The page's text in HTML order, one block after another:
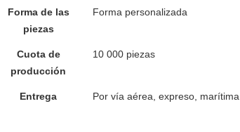
Forma de las
piezas
Forma personalizada
Cuota de
producción
10 000 piezas
Entrega Por vía aérea, expreso, marítima